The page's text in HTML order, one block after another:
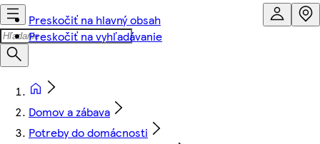
Preskočiť na hlavný obsah
Preskočiť na vyhľadávanie
Domov a zábava
Potreby do domácnosti